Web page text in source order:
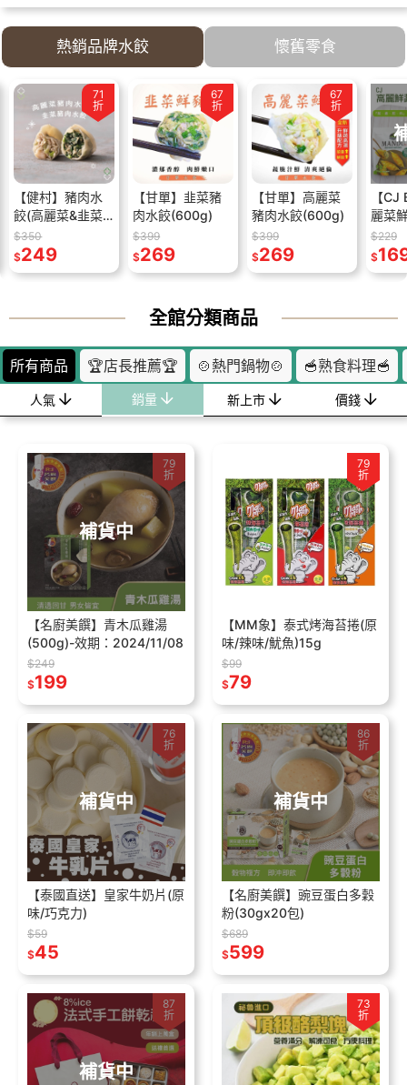
熱銷品牌水餃 懷舊零食
71
折
【健村】豬肉水
餃(高麗菜&韭菜)
(624g/包)
$350
$249
67
折
【甘單】韭菜豬
肉水餃(600g)
$399
$269
67
折
【甘單】高麗菜
豬肉水餃(600g)
$399
$269
【
麗菜
$229
$
53
折
】金
凍(10
64
折
【美分美秒】拉
拉清暢凍(10入/
68
折
【巧益】土生財
綜合花生糖(全素)
補貨中
59
折
【MOCKNOT】
鮮果軟糖(荔枝)
全館分類商品
所有商品 🏆店長推薦🏆 🍲熱門鍋物🍲 🥣熟食料理🥣
人氣 銷量 新上市 價錢
補貨中
79
折
【名廚美饌】青木瓜雞湯
(500g)-效期：2024/11/08
$249
$199
79
折
【MM象】泰式烤海苔捲(原
味/辣味/魷魚)15g
$99
$79
補貨中
76
折
【泰國直送】皇家牛奶片(原
味/巧克力)
$59
$45
補貨中
86
折
【名廚美饌】豌豆蛋白多穀
粉(30gx20包)
$689
$599
補貨中
87
折
73
折